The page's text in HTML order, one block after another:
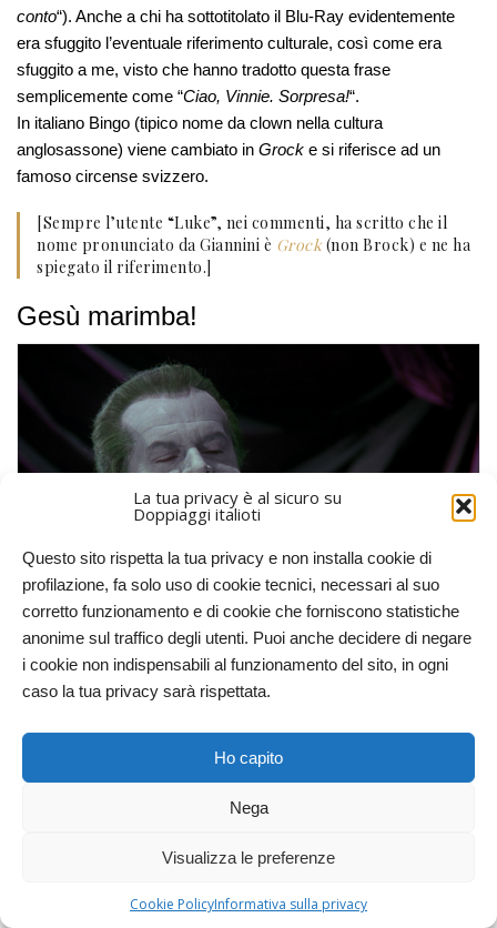
La tua privacy è al sicuro su
Doppiaggi italioti
Questo sito rispetta la tua privacy e non installa cookie di
profilazione, fa solo uso di cookie tecnici, necessari al suo
corretto funzionamento e di cookie che forniscono statistiche
anonime sul traffico degli utenti. Puoi anche decidere di negare
i cookie non indispensabili al funzionamento del sito, in ogni
caso la tua privacy sarà rispettata.
Ho capito
Nega
Visualizza le preferenze
Cookie PolicyInformativa sulla privacy
conto“). Anche a chi ha sottotitolato il Blu-Ray evidentemente
era sfuggito l’eventuale riferimento culturale, così come era
sfuggito a me, visto che hanno tradotto questa frase
semplicemente come “Ciao, Vinnie. Sorpresa!“.
In italiano Bingo (tipico nome da clown nella cultura
anglosassone) viene cambiato in Grock e si riferisce ad un
famoso circense svizzero.
[Sempre l’utente “Luke”, nei commenti, ha scritto che il
nome pronunciato da Giannini è Grock(non Brock) e ne ha
spiegato il riferimento.]
Gesù marimba!
Doppiaggio: Mi punge vaghezza di fare un po’ di fotting.
Quando, nella vita, potrete trovare occasione di dire “ mi punge
vaghezza di fare un po’ di fotting“? Non tanto per il “fotting” che
vaghezza”. La stessa scena si apre con l’espressione di
sorpresa “Gesù marimba!” quando il Joker posa gli occhi su
La pubblicità del Joker